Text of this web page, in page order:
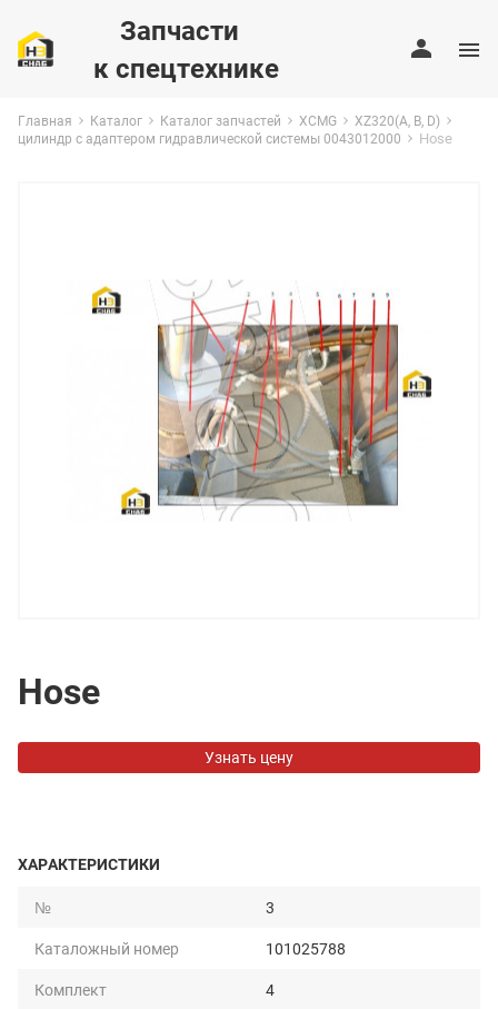
Запчасти
к спецтехнике
Главная Каталог Каталог запчастей XCMG
XZ320(A, B, D)
цилиндр с адаптером гидравлической системы 0043012000
Hose
Hose
Узнать цену
ХАРАКТЕРИСТИКИ
№
3
Каталожный номер
101025788
Комплект
4